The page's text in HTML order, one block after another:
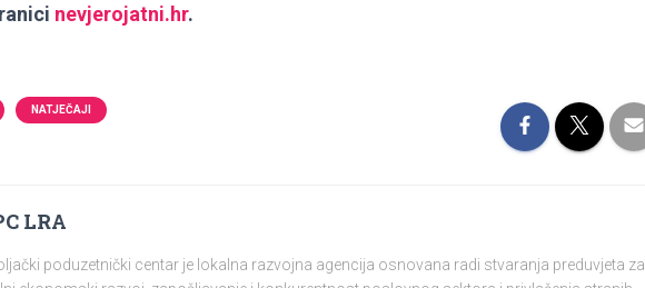
nevjerojatni.hr.
NATJEČAJI
LRA
poduzetnički centar je lokalna razvojna agencija osnovana radi stvaranja preduvjeta za